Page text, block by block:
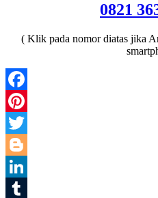
0821
( Klik pada nomor diatas jika
Facebook
Pinterest
Twitter
Blogger
LinkedIn